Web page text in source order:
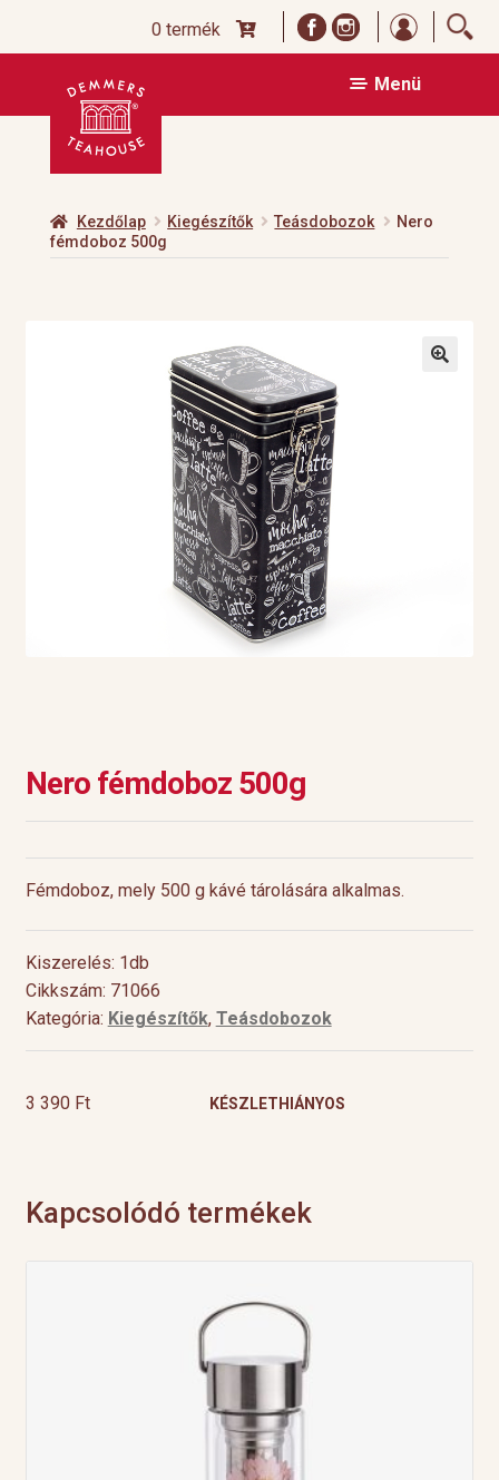
0 termék
Ugrás
navigációhoz
Kilépés
tartalomba
Menü
Kezdőlap Kiegészítők Teásdobozok
Nero
fémdoboz 500g
Nero fémdoboz 500g
Fémdoboz, mely 500 g kávé tárolására alkalmas.
Kiszerelés: 1db
Cikkszám: 71066
Kategória: Kiegészítők, Teásdobozok
3 390 Ft KÉSZLETHIÁNYOS
Kapcsolódó termékek